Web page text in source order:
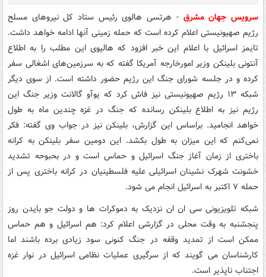
سرویس جهان مشرق - هرتسی هالوی رئیس ستاد کل نیروهای مسلح
رژیم صهیونیستی اعلام کرده است که حمله زمینی آنها ادامه خواهد داشت.
تایمز اسرائیل با اعلام این خبر افزود که هالیوی این مطلب را به اطلاع
آنتونی بلینکن وزیر امورخارجه آمریکا گفته که به سرزمین‌های اشغالی سفر
کرده و در جلسه شورای جنگ این رژیم حضور داشته است. از سوی دیگر
شبکه ۱۳ رژیم صهیونیستی نیز فاش کرد که یوآو گالانت وزیر جنگ این
رژیم نیز به اطلاع بلینکن رسانده که جنگ در غزه چندین ماه به طول
خواهد انجامید. براساس این گزارش، بلینکن نیز در جواب وی گفته: فکر
نمی‌کنم که این میزان به طول بکشد. این دومین سفر بلینکن به کرانه
باختری از زمان آغاز جنگ اسرائیل و حماس است و در بحبوحه تشدید
خشونت شهرک نشینان اسرائیلی علیه فلسطینیان در کرانه باختری پس از
حمله ۷ اکتبر به اسرائیل انجام می شود.
شبکه تلویزیونی سی ان ان نزدیک به دموکرات ها و دولت جو بایدن روز
پنجشنبه به وقت محلی در گزارشی اعلام کرد: هم اسرائیل و هم حماس
ممکن است از تمدید وقفه در جنگ کنونی سود زیادی برده باشند اما
کارشناسان می گویند که از سرگیری عملیات نظامی اسرائیل در نوار غزه
اجتناب ناپذیر است.